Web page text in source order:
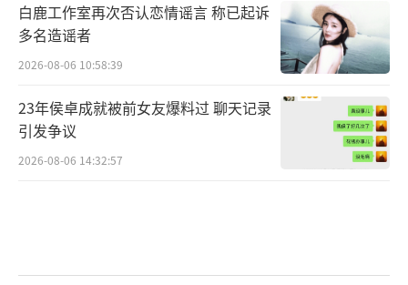
白鹿工作室再次否认恋情谣言 称已起诉
多名造谣者
2026-08-06 10:58:39
23年侯卓成就被前女友爆料过 聊天记录
引发争议
2026-08-06 14:32:57